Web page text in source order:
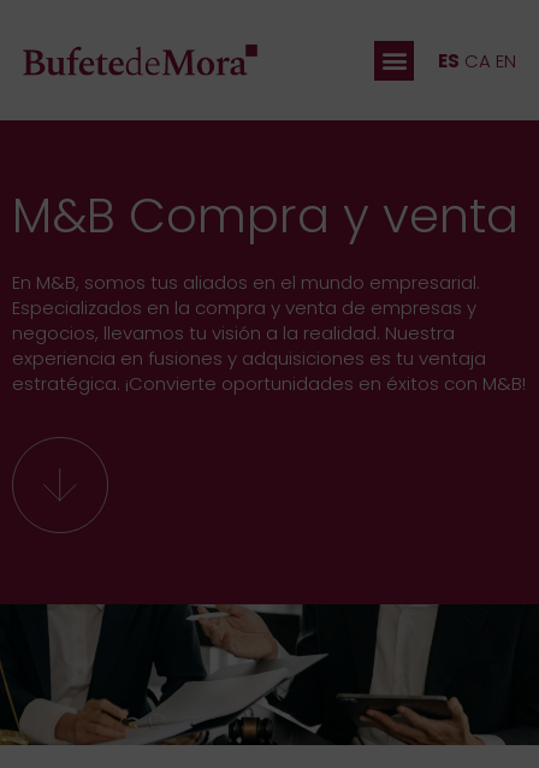
ES CA EN
M&B Compra y venta
En M&B, somos tus aliados en el mundo empresarial.
Especializados en la compra y venta de empresas y
negocios, llevamos tu visión a la realidad. Nuestra
experiencia en fusiones y adquisiciones es tu ventaja
estratégica. ¡Convierte oportunidades en éxitos con M&B!